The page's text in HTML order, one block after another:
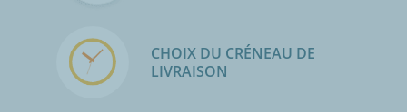
CHOIX DU CRÉNEAU DE
LIVRAISON